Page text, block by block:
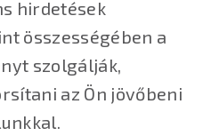
hirdetések
összességében a
szolgálják,
az Ön jövőbeni